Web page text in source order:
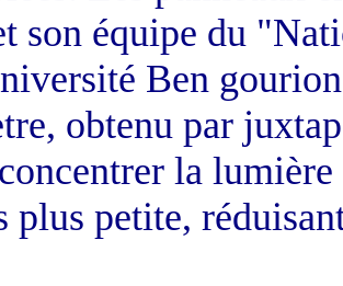
son équipe du
Ben
obtenu par
la
plus petite,